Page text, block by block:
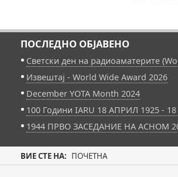
ПОСЛЕДНО ОБЈАВЕНО
Светски ден на радиоаматерите
Извештај - World Wide Award 2026
December YOTA Month 2024
100 Години IARU 18 АПРИЛ 1925 -
1944 ПРВО ЗАСЕДАНИЕ НА АСНОМ
ВИЕ СТЕ НА: ПОЧЕТНА